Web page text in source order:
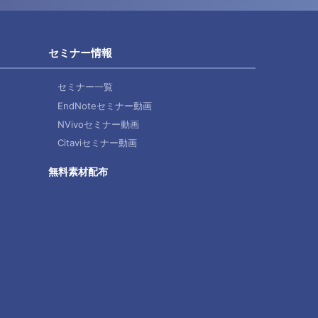
セミナー情報
セミナー一覧
EndNoteセミナー動画
NVivoセミナー動画
Citaviセミナー動画
無料素材配布